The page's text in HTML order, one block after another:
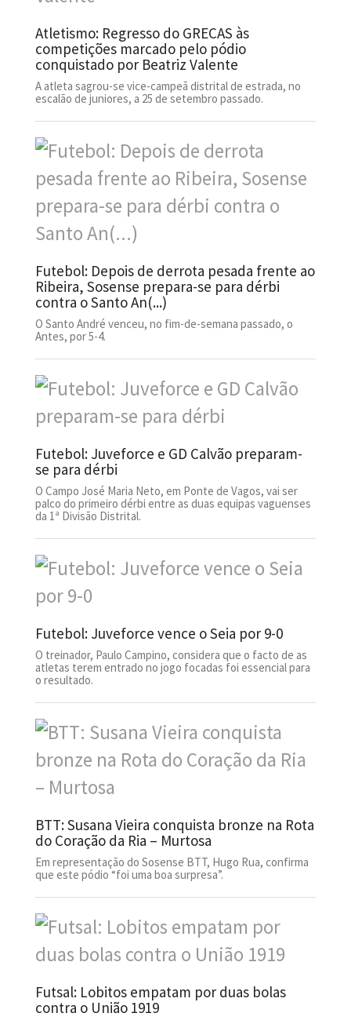
Atletismo: Regresso do GRECAS às
competições marcado pelo pódio
conquistado por Beatriz Valente
A atleta sagrou-se vice-campeã distrital de estrada, no
escalão de juniores, a 25 de setembro passado.
Futebol: Depois de derrota pesada frente ao
Ribeira, Sosense prepara-se para dérbi
contra o Santo An(...)
O Santo André venceu, no fim-de-semana passado, o
Antes, por 5-4.
Futebol: Juveforce e GD Calvão preparam-
se para dérbi
O Campo José Maria Neto, em Ponte de Vagos, vai ser
palco do primeiro dérbi entre as duas equipas vaguenses
da 1ª Divisão Distrital.
Futebol: Juveforce vence o Seia por 9-0
O treinador, Paulo Campino, considera que o facto de as
atletas terem entrado no jogo focadas foi essencial para
o resultado.
BTT: Susana Vieira conquista bronze na Rota
do Coração da Ria – Murtosa
Em representação do Sosense BTT, Hugo Rua, confirma
que este pódio “foi uma boa surpresa”.
Futsal: Lobitos empatam por duas bolas
contra o União 1919